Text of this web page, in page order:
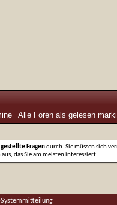
Alle Foren als gelesen
gestellte Fragendurch. Sie müssen sich
das Sie am meisten interessiert.